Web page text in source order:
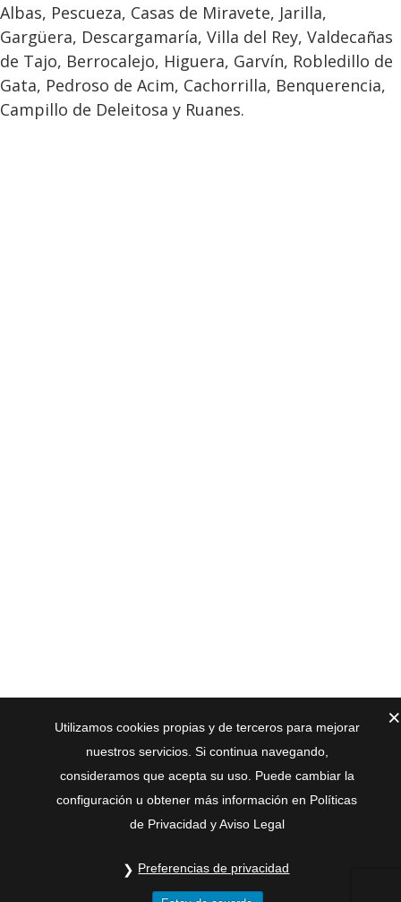
Albas, Pescueza, Casas de Miravete, Jarilla,
Gargüera, Descargamaría, Villa del Rey, Valdecañas
de Tajo, Berrocalejo, Higuera, Garvín, Robledillo de
Gata, Pedroso de Acim, Cachorrilla, Benquerencia,
Campillo de Deleitosa y Ruanes.
Utilizamos cookies propias y de terceros para mejorar
nuestros servicios. Si continua navegando,
consideramos que acepta su uso. Puede cambiar la
configuración u obtener más información en Políticas
de Privacidad y Aviso Legal
Preferencias de privacidad